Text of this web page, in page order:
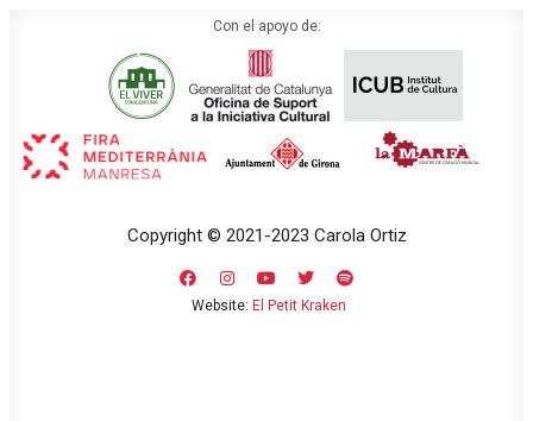
Con el apoyo de:
Copyright © 2021-2023 Carola Ortiz
Website: El Petit Kraken